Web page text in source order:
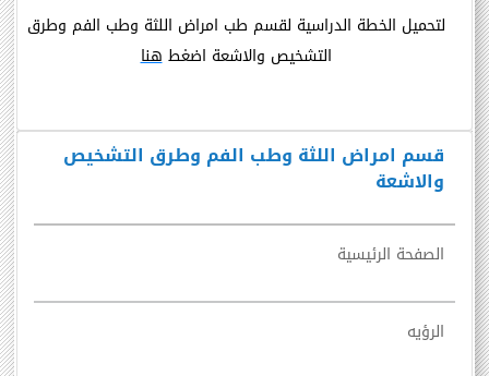
قسم امراض اللثة وطب الفم وطرق التشخيص
والاشعة
الصفحة الرئيسية
الرؤيه
لتحميل الخطة الدراسية لقسم طب امراض اللثة وطب الفم وطرق
التشخيص والاشعة اضغطهنا